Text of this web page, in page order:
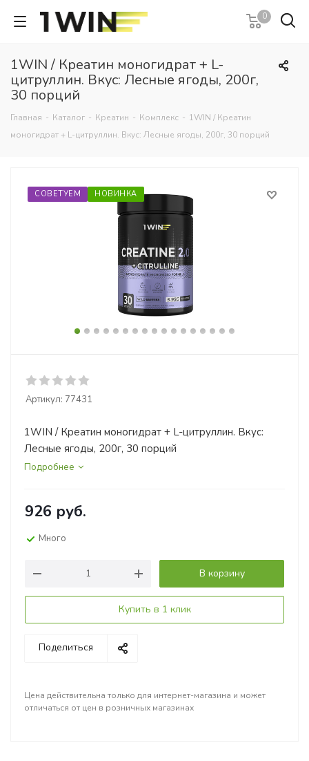
0
1WIN / Креатин моногидрат + L-
цитруллин. Вкус: Лесные ягоды, 200г,
30 порций
Главная - Каталог - Креатин - Комплекс - 1WIN / Креатин
моногидрат + L-цитруллин. Вкус: Лесные ягоды, 200г, 30 порций
СОВЕТУЕМ НОВИНКА
Артикул: 77431
1WIN / Креатин моногидрат + L-цитруллин. Вкус:
Лесные ягоды, 200г, 30 порций
Подробнее
926 руб.
Много
В корзину
Купить в 1 клик
Поделиться
Цена действительна только для интернет-магазина и может
отличаться от цен в розничных магазинах